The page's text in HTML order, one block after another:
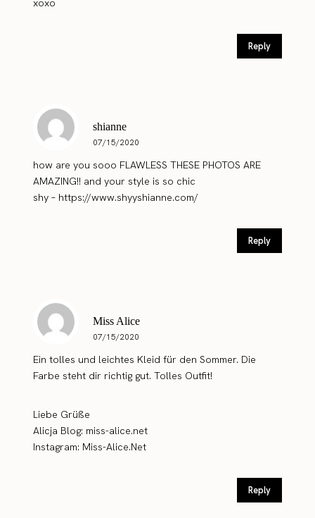
xoxo
Reply
shianne
07/15/2020
how are you sooo FLAWLESS THESE PHOTOS ARE
AMAZING!! and your style is so chic
shy – https://www.shyyshianne.com/
Reply
Miss Alice
07/15/2020
Ein tolles und leichtes Kleid für den Sommer. Die
Farbe steht dir richtig gut. Tolles Outfit!
Liebe Grüße
Alicja Blog: miss-alice.net
Instagram: Miss-Alice.Net
Reply